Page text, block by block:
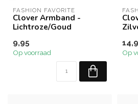
FASHION FAVORITE
Clover Armband -
Lichtroze/Goud
9,95
Op voorraad Op